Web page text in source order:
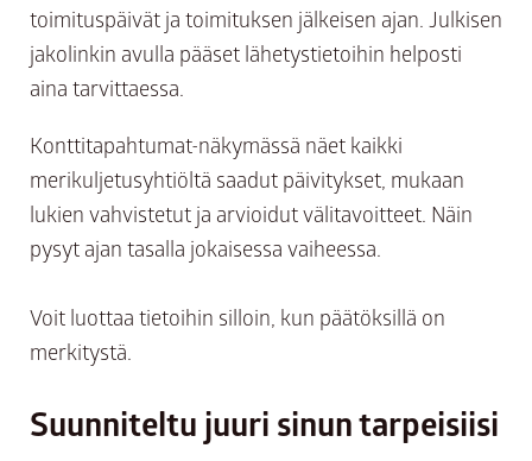
toimituspäivät ja toimituksen jälkeisen ajan. Julkisen
jakolinkin avulla pääset lähetystietoihin helposti
aina tarvittaessa.
Konttitapahtumat-näkymässä näet kaikki
merikuljetusyhtiöltä saadut päivitykset, mukaan
lukien vahvistetut ja arvioidut välitavoitteet. Näin
pysyt ajan tasalla jokaisessa vaiheessa.
Voit luottaa tietoihin silloin, kun päätöksillä on
merkitystä.
Suunniteltu juuri sinun tarpeisiisi